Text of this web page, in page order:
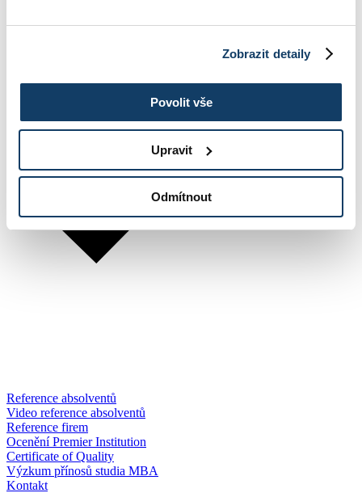
Zobrazit detaily
Povolit vše
Upravit
Odmítnout
Reference absolventů
Video reference absolventů
Reference firem
Ocenění Premier Institution
Certificate of Quality
Výzkum přínosů studia MBA
Kontakt